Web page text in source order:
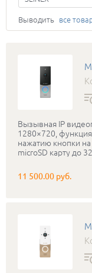
Выводить все
Вызывная IP
1280×720,
нажатию кнопки
microSD карту до
0,01 Люкс (ИК
Выносная антенна
смартфонов.
комплекте).
серебро+черный.
11 500.00 руб.